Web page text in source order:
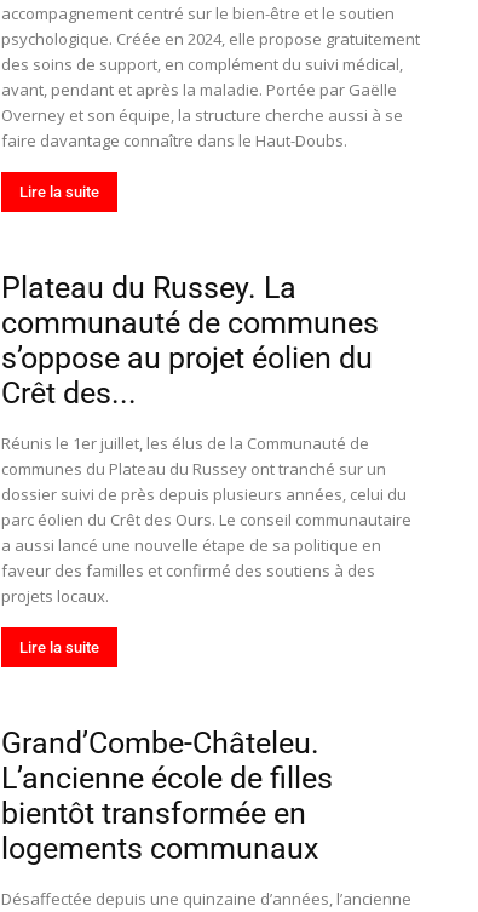
accompagnement centré sur le bien-être et le soutien
psychologique. Créée en 2024, elle propose gratuitement
des soins de support, en complément du suivi médical,
avant, pendant et après la maladie. Portée par Gaëlle
Overney et son équipe, la structure cherche aussi à se
faire davantage connaître dans le Haut-Doubs.
Lire la suite
Plateau du Russey. La
communauté de communes
s’oppose au projet éolien du
Crêt des...
Réunis le 1er juillet, les élus de la Communauté de
communes du Plateau du Russey ont tranché sur un
dossier suivi de près depuis plusieurs années, celui du
parc éolien du Crêt des Ours. Le conseil communautaire
a aussi lancé une nouvelle étape de sa politique en
faveur des familles et confirmé des soutiens à des
projets locaux.
Lire la suite
Grand’Combe-Châteleu.
L’ancienne école de filles
bientôt transformée en
logements communaux
Désaffectée depuis une quinzaine d’années, l’ancienne